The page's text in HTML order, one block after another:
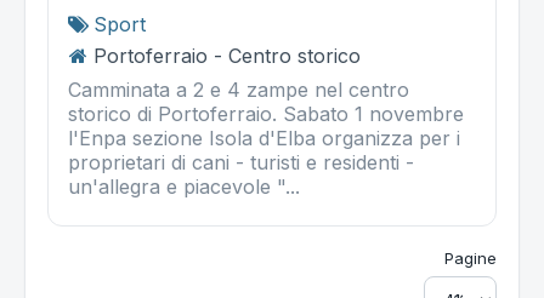
Sport
Portoferraio - Centro storico
Camminata a 2 e 4 zampe nel centro
storico di Portoferraio. Sabato 1 novembre
l'Enpa sezione Isola d'Elba organizza per i
proprietari di cani - turisti e residenti -
un'allegra e piacevole "...
Pagine